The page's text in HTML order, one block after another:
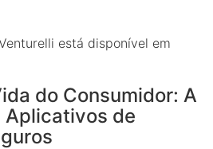
está disponível em
do Consumidor: A
Aplicativos de